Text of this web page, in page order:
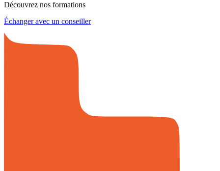
Découvrez nos formations
Échanger avec un conseiller